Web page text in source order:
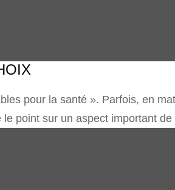
pour la santé ». Parfois, en
le point sur un aspect important